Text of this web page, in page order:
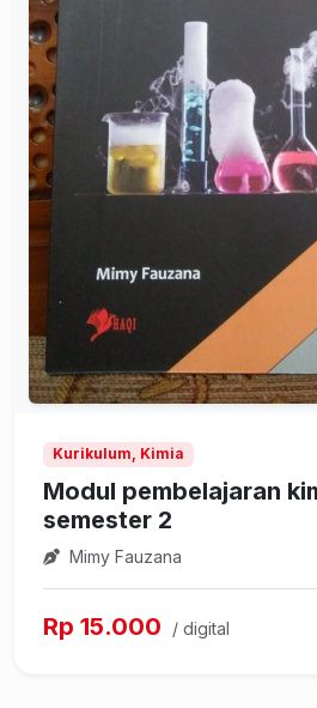
Kurikulum, Kimia
Modul pembelajaran
semester 2
Mimy Fauzana
Rp 15.000 / digital